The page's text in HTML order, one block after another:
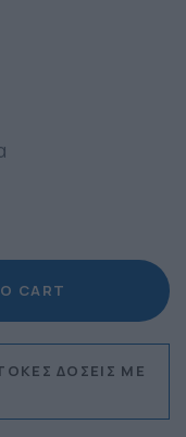
CART
ΔΌΣΕΙΣ ΜΕ